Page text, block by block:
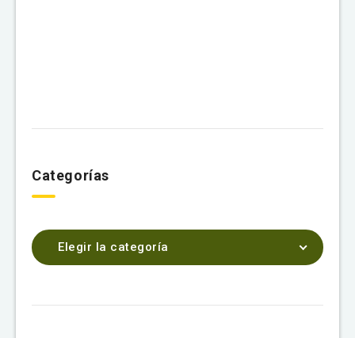
Categorías
Elegir la categoría